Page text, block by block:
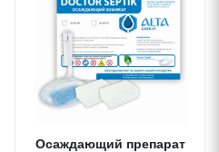
Осаждающий препарат